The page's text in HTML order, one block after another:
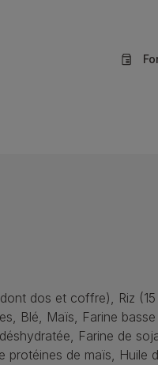
dos et coffre), Riz
Blé, Maïs, Farine
Farine de
protéines de maïs, Huile